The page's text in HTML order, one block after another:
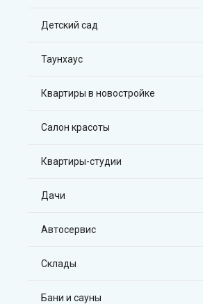
Детский сад
Таунхаус
Квартиры в новостройке
Салон красоты
Квартиры-студии
Дачи
Автосервис
Склады
Бани и сауны